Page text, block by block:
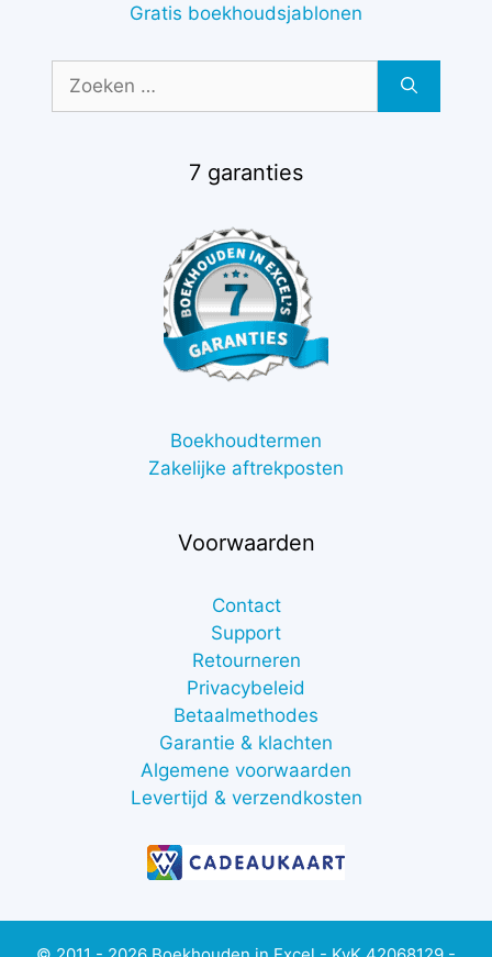
Gratis boekhoudsjablonen
naar:
7 garanties
Boekhoudtermen
Zakelijke aftrekposten
Voorwaarden
Contact
Support
Retourneren
Privacybeleid
Betaalmethodes
Garantie & klachten
Algemene voorwaarden
Levertijd & verzendkosten
€12,40
Toevoegen aan winkelwagen